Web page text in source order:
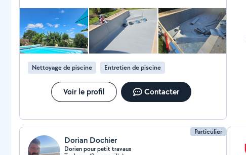
Nettoyage de piscine Entretien de piscine
Voir le profil Contacter
Particulier
Dorian Dochier
Dorien pour petit travaux